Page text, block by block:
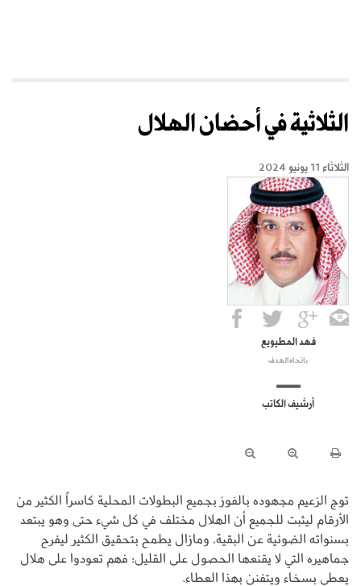
الثلاثية في أحضان الهلال
الثلاثاء 11 يونيو 2024
فهد المطيويع
باتجاه الهدف
أرشيف الكاتب
توج الزعيم مجهوده بالفوز بجميع البطولات المحلية كاسراً الكثير من
الأرقام ليثبت للجميع أن الهلال مختلف في كل شيء حتى وهو يبتعد
بسنواته الضوئية عن البقية، ومازال يطمح بتحقيق الكثير ليفرح
جماهيره التي لا يقنعها الحصول على القليل؛ فهم تعودوا على هلال
يعطي بسخاء ويتفنن بهذا العطاء.